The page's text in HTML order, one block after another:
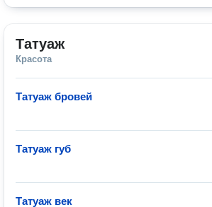
Татуаж
Красота
Татуаж бровей
Татуаж губ
Татуаж век